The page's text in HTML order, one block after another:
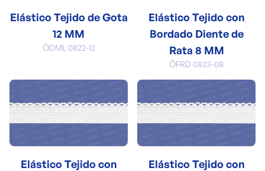
Elástico Tejido de Gota
12 MM
ÖDML 0822-12
Elástico Tejido con
Bordado Diente de
Rata 8 MM
ÖFRD 0823-08
Elástico Tejido con
Elástico Tejido con